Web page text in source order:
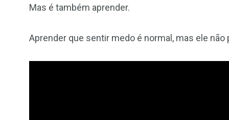
Mas é também aprender.
Aprender que sentir medo é normal, mas ele não